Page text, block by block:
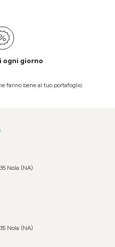
ogni giorno
fanno bene al tuo portafoglio.
Nola (NA)
Nola (NA)